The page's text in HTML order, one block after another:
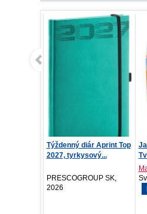
Týždenný diár Aprint Top
2027, tyrkysový...
PRESCOGROUP SK,
2026